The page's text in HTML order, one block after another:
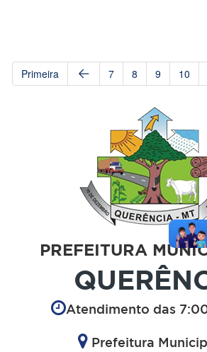
Primeira 7 8 9 10
PREFEITURA
Atendimento das
Prefeitura